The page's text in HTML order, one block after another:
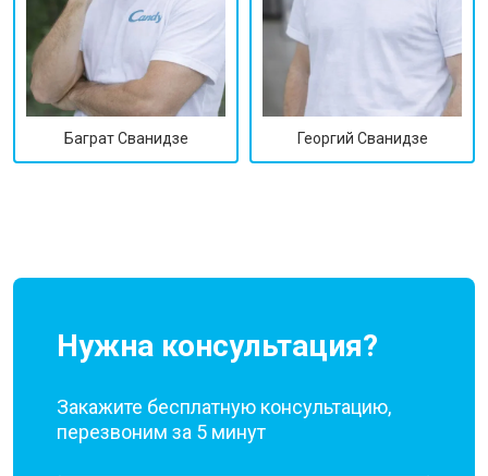
Баграт Сванидзе Георгий Сванидзе
Нужна консультация?
Закажите бесплатную консультацию,
перезвоним за 5 минут